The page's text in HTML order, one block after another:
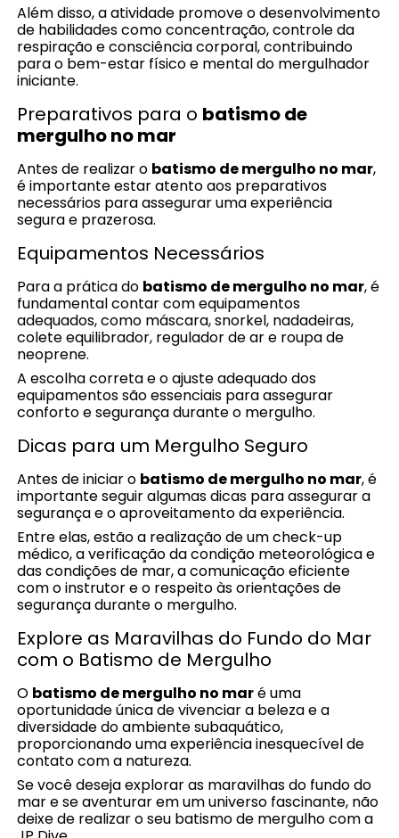
Além disso, a atividade promove o desenvolvimento
de habilidades como concentração, controle da
respiração e consciência corporal, contribuindo
para o bem-estar físico e mental do mergulhador
iniciante.
Preparativos para o batismo de
mergulho no mar
Antes de realizar o batismo de mergulho no mar,
é importante estar atento aos preparativos
necessários para assegurar uma experiência
segura e prazerosa.
Equipamentos Necessários
Para a prática do batismo de mergulho no mar, é
fundamental contar com equipamentos
adequados, como máscara, snorkel, nadadeiras,
colete equilibrador, regulador de ar e roupa de
neoprene.
A escolha correta e o ajuste adequado dos
equipamentos são essenciais para assegurar
conforto e segurança durante o mergulho.
Dicas para um Mergulho Seguro
Antes de iniciar o batismo de mergulho no mar, é
importante seguir algumas dicas para assegurar a
segurança e o aproveitamento da experiência.
Entre elas, estão a realização de um check-up
médico, a verificação da condição meteorológica e
das condições de mar, a comunicação eficiente
com o instrutor e o respeito às orientações de
segurança durante o mergulho.
Explore as Maravilhas do Fundo do Mar
com o Batismo de Mergulho
O batismo de mergulho no maré uma
oportunidade única de vivenciar a beleza e a
diversidade do ambiente subaquático,
proporcionando uma experiência inesquecível de
contato com a natureza.
Se você deseja explorar as maravilhas do fundo do
mar e se aventurar em um universo fascinante, não
deixe de realizar o seu batismo de mergulho com a